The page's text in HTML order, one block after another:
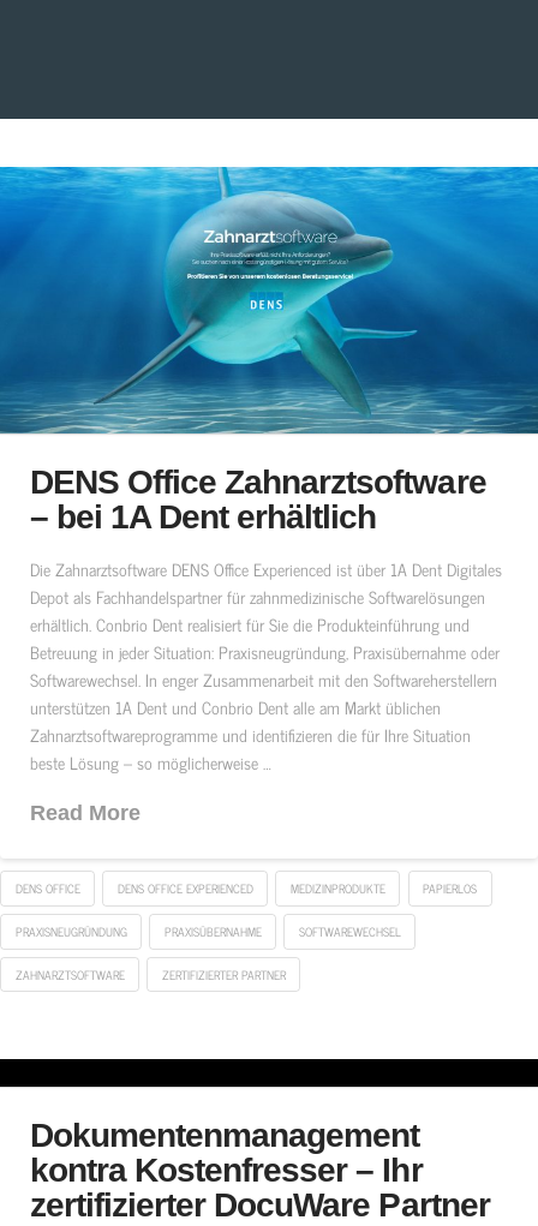
DENS Office Zahnarztsoftware
– bei 1A Dent erhältlich
Die Zahnarztsoftware DENS Office Experienced ist über 1A Dent Digitales
Depot als Fachhandelspartner für zahnmedizinische Softwarelösungen
erhältlich. Conbrio Dent realisiert für Sie die Produkteinführung und
Betreuung in jeder Situation: Praxisneugründung, Praxisübernahme oder
Softwarewechsel. In enger Zusammenarbeit mit den Softwareherstellern
unterstützen 1A Dent und Conbrio Dent alle am Markt üblichen
Zahnarztsoftwareprogramme und identifizieren die für Ihre Situation
beste Lösung – so möglicherweise …
Read More
DENS OFFICE DENS OFFICE EXPERIENCED MEDIZINPRODUKTE PAPIERLOS
PRAXISNEUGRÜNDUNG PRAXISÜBERNAHME SOFTWAREWECHSEL
ZAHNARZTSOFTWARE ZERTIFIZIERTER PARTNER
Dokumentenmanagement
kontra Kostenfresser – Ihr
zertifizierter DocuWare Partner